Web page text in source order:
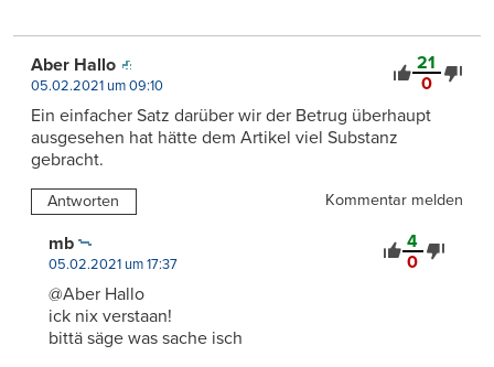
21
0
Aber Hallo
05.02.2021 um 09:10
Ein einfacher Satz darüber wir der Betrug überhaupt
ausgesehen hat hätte dem Artikel viel Substanz
gebracht.
Antworten Kommentar melden
4
0
mb
05.02.2021 um 17:37
@Aber Hallo
ick nix verstaan!
bittä säge was sache isch